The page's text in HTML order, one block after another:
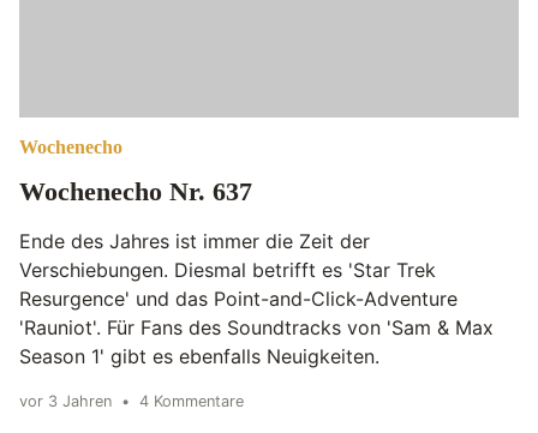
Wochenecho
Wochenecho Nr. 637
Ende des Jahres ist immer die Zeit der
Verschiebungen. Diesmal betrifft es 'Star Trek
Resurgence' und das Point-and-Click-Adventure
'Rauniot'. Für Fans des Soundtracks von 'Sam & Max
Season 1' gibt es ebenfalls Neuigkeiten.
vor 3 Jahren • 4 Kommentare